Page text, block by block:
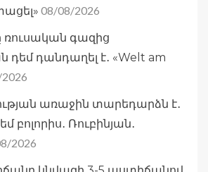
08/08/2026
գազից
դանդաղել է․ «Welt am
առաջին տարեդարձն է․
բոլորիս․ Ռուբինյան․
2026